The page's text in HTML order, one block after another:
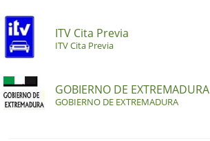
ITV Cita Previa
ITV Cita Previa
GOBIERNO DE EXTREMADURA
GOBIERNO DE EXTREMADURA